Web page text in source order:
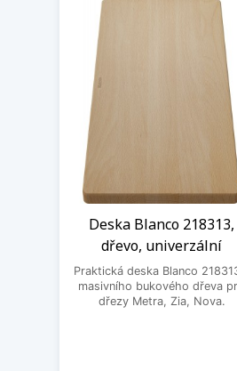
Deska Blanco 218313,
dřevo, univerzální
Praktická deska Blanco
masivního bukového dřeva
dřezy Metra, Zia, Nova.